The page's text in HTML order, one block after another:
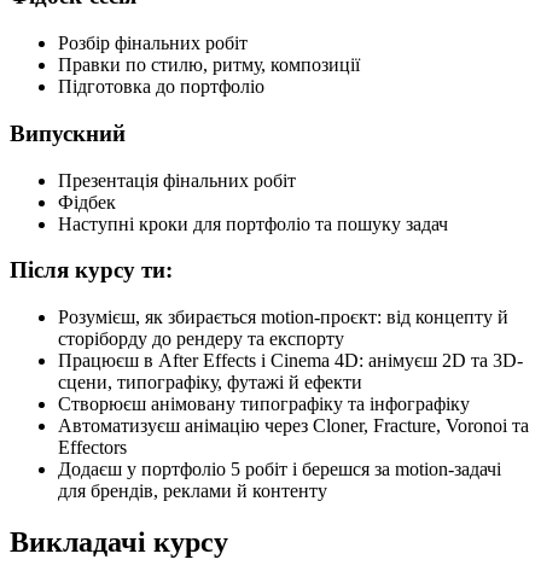
Розбір фінальних робіт
Правки по стилю, ритму, композиції
Підготовка до портфоліо
Випускний
Презентація фінальних робіт
Фідбек
Наступні кроки для портфоліо та пошуку задач
Після курсу ти:
Розумієш, як збирається motion-проєкт: від концепту й
сторіборду до рендеру та експорту
Працюєш в After Effects і Cinema 4D: анімуєш 2D та 3D-
сцени, типографіку, футажі й ефекти
Створюєш анімовану типографіку та інфографіку
Автоматизуєш анімацію через Cloner, Fracture, Voronoi та
Effectors
Додаєш у портфоліо 5 робіт і берешся за motion-задачі
для брендів, реклами й контенту
Викладачі курсу